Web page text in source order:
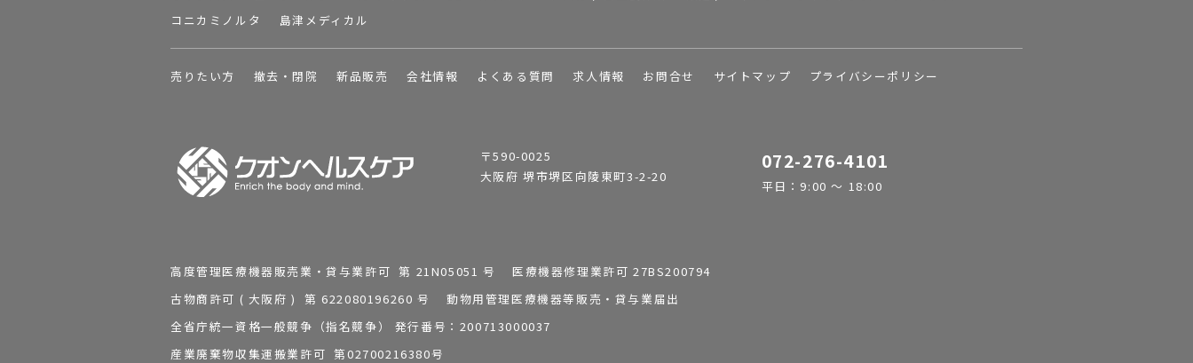
コニカミノルタ
島津メディカル
売りたい方 撤去・閉院 新品販売 会社情報 よくある質問 求人情報 お問合せ サイトマップ プライバシーポリシー
〒590-0025
大阪府 堺市堺区向陵東町3-2-20
072-276-4101
平日：9:00 ～ 18:00
高度管理医療機器販売業・貸与業許可 第 21N05051 号 医療機器修理業許可 27BS200794
古物商許可 ( 大阪府 ) 第 622080196260 号 動物用管理医療機器等販売・貸与業届出
全省庁統一資格一般競争（指名競争） 発行番号：200713000037
産業廃棄物収集運搬業許可 第02700216380号